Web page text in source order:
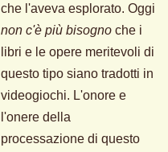
che l'aveva esplorato. Oggi
non c'è più bisogno che i
libri e le opere meritevoli di
questo tipo siano tradotti in
videogiochi. L'onore e
l'onere della
processazione di questo